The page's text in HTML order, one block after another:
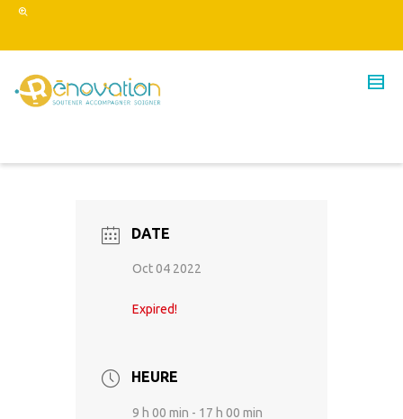
DATE
Oct 04 2022
Expired!
HEURE
9 h 00 min - 17 h 00 min